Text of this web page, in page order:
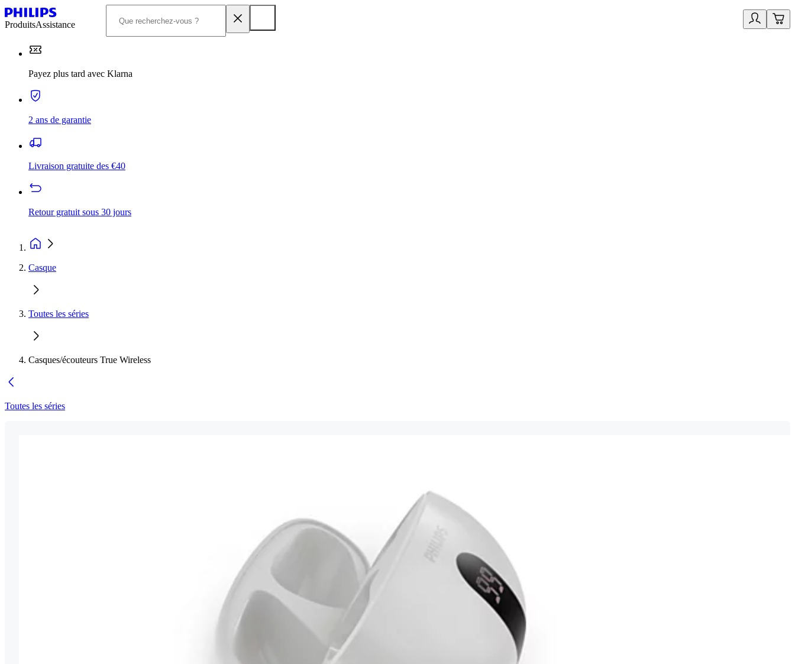
ProduitsAssistance
Payez plus tard avec Klarna
2 ans de garantie
Livraison gratuite des €40
Retour gratuit sous 30 jours
Casque
Toutes les séries
Casques/écouteurs True Wireless
Toutes les séries